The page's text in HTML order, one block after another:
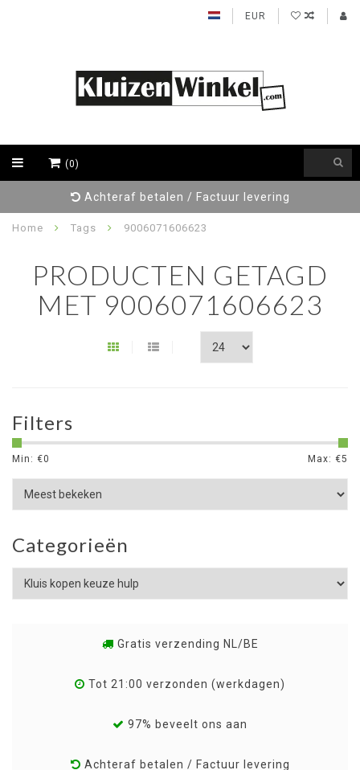
EUR
(0)
Achteraf betalen / Factuur levering
Home Tags 9006071606623
PRODUCTEN GETAGD
MET 9006071606623
Filters
Min: €0 Max: €5
Categorieën
Gratis verzending NL/BE
Tot 21:00 verzonden (werkdagen)
97% beveelt ons aan
Achteraf betalen / Factuur levering